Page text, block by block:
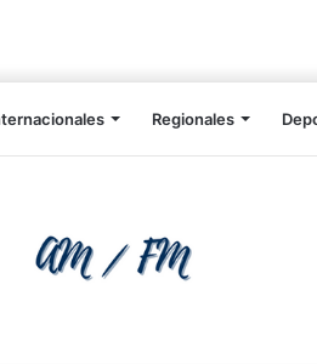
Regionales